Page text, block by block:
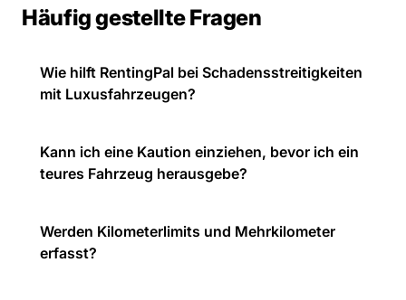
Häufig gestellte Fragen
Wie hilft RentingPal bei Schadensstreitigkeiten
mit Luxusfahrzeugen?
Kann ich eine Kaution einziehen, bevor ich ein
teures Fahrzeug herausgebe?
Werden Kilometerlimits und Mehrkilometer
erfasst?